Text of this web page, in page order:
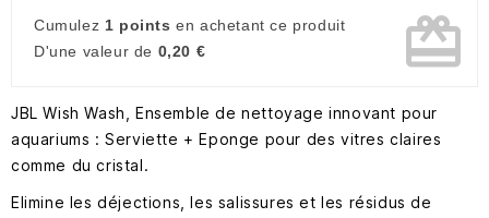
Cumulez 1 points en achetant ce produit
D'une valeur de 0,20 € card_giftcard
JBL Wish Wash, Ensemble de nettoyage innovant pour
aquariums : Serviette + Eponge pour des vitres claires
comme du cristal.
Elimine les déjections, les salissures et les résidus de